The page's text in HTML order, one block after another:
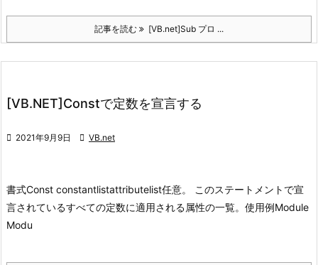
記事を読む [VB.net]Sub プロ ...
[VB.NET]Constで定数を宣言する
 2021年9月9日  VB.net
書式Const constantlistattributelist任意。 このステートメントで宣
言されているすべての定数に適用される属性の一覧。 使用例Module
Modu